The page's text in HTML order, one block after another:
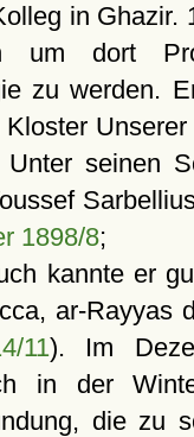
in Ghazir.
um dort
zu werden.
Unserer
Unter seinen
1898/8;
kannte er
ar-Rayyas
11). Im
in der
die zu